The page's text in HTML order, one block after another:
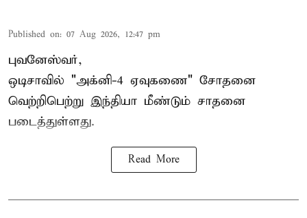
Published on: 07 Aug 2026, 12:47 pm
புவனேஸ்வர்,
ஒடிசாவில் "அக்னி-4 ஏவுகணை" சோதனை
வெற்றிபெற்று இந்தியா மீண்டும் சாதனை
படைத்துள்ளது.
Read More